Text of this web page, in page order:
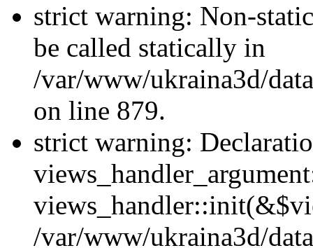
strict warning: Non-
be called statically in
/var/www/ukraina3d/
on line 879.
strict warning:
/var/www/ukraina3d/